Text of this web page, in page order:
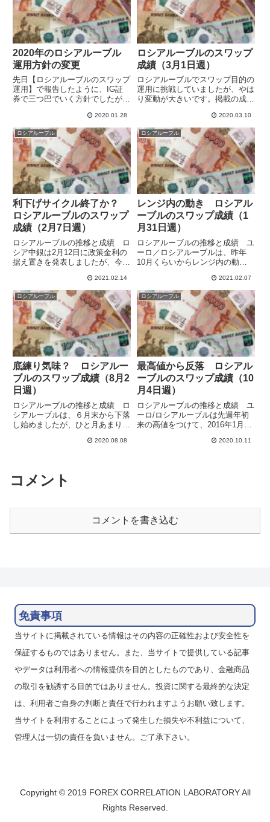
ま...
2020年のロシアルーブル
運用方針の変更
先日【ロシアルーブルのスワップ
運用】で報告したように、IG証
券で三つ巴でいく方針でしたが、
ら-20,000円あまりとなり、ちょ
っと効率悪いので作戦変更です。
ロシアルーブルは、とても値動き
が大きい印象があったので...
2020.01.28
ロシアルーブルのスワップ
成績（3月1日週）
ロシアルーブルでスワップ目的の
運用に挑戦していましたが、やは
り変動が大きいです。掲載の成績
の際にユーロ/ルーブルの売りと
ユーロ/スイスフランの買いはロ
スカットにあいました。３すくみ
はどうにか生きていて、それな
り...
2020.03.10
ロシアルーブル
利下げサイクル終了か？
ロシアルーブルのスワップ
成績（2月7日週）
ロシアルーブルの推移と成績 ロ
シア中銀は2月12日に政策金利の
据え置きを発表しましたが、今後
す。同日にメキシコが政策金利を
4.25％から4.00％に引き下げてい
るので、ルーブルが相対的に有利
になる可能性もありま...
2021.02.14
ロシアルーブル
レンジ内の動き ロシアル
ーブルのスワップ成績（1
月31日週）
ロシアルーブルの推移と成績 ユ
ーロ／ロシアルーブルは、昨年
10月くらいからレンジ内の動き
向かと思いますが、大きくコロナ
前に向かう様子はないです。週間
では92.02から89.93までユーロ
安・ルーブル高となってい...
2021.02.07
ロシアルーブル
底練り気味？ ロシアルー
ブルのスワップ成績（8月2
日週）
ロシアルーブルの推移と成績 ロ
シアルーブルは、６月末から下落
し始めましたが、ひと月あまりの
感じがあります。新しい月に入っ
ロ/ルーブルはほぼ横ばいの0....
2020.08.08
ロシアルーブル
最高値から反落 ロシアル
ーブルのスワップ成績（10
月4日週）
ロシアルーブルの推移と成績 ユ
ーロ/ロシアルーブルは先週年初
来の高値をつけて、2016年1月の
ています。ユーロ高・ルーブル安
2020.10.11
コメント
コメントを書き込む
免責事項
当サイトに掲載されている情報はその内容の正確性および安全性を
保証するものではありません。また、当サイトで提供している記事
やデータは利用者への情報提供を目的としたものであり、金融商品
の取引を勧誘する目的ではありません。投資に関する最終的な決定
は、利用者ご自身の判断と責任で行われますようお願い致します。
当サイトを利用することによって発生した損失や不利益について、
管理人は一切の責任を負いません。ご了承下さい。
Copyright © 2019 FOREX CORRELATION LABORATORY All
Rights Reserved.